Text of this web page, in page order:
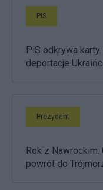
PiS
PiS odkrywa
deportacje
Prezydent
Rok z Nawrockim.
powrót do